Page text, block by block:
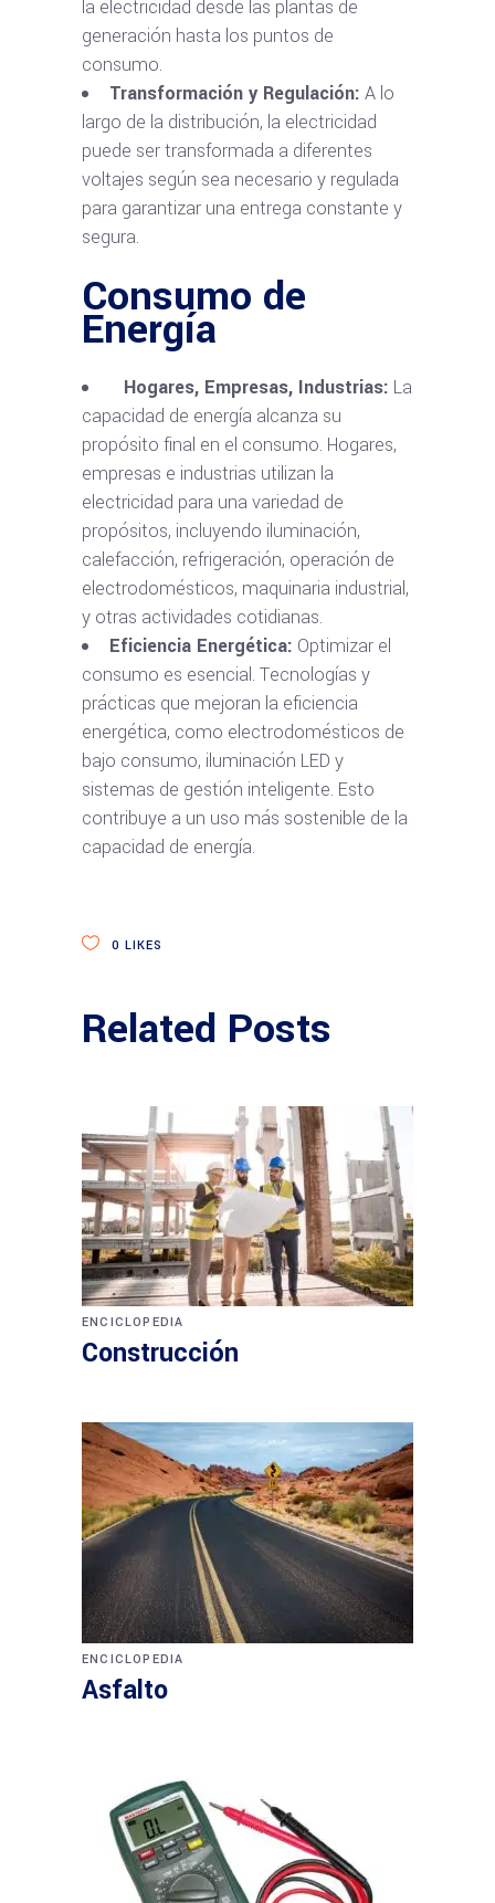
la electricidad desde las plantas de
generación hasta los puntos de
consumo.
Transformación y Regulación: A lo
largo de la distribución, la electricidad
puede ser transformada a diferentes
voltajes según sea necesario y regulada
para garantizar una entrega constante y
segura.
Consumo de
Energía
Hogares, Empresas, Industrias: La
capacidad de energía alcanza su
propósito final en el consumo. Hogares,
empresas e industrias utilizan la
electricidad para una variedad de
propósitos, incluyendo iluminación,
calefacción, refrigeración, operación de
electrodomésticos, maquinaria industrial,
y otras actividades cotidianas.
Eficiencia Energética: Optimizar el
consumo es esencial. Tecnologías y
prácticas que mejoran la eficiencia
energética, como electrodomésticos de
bajo consumo, iluminación LED y
sistemas de gestión inteligente. Esto
contribuye a un uso más sostenible de la
capacidad de energía.
0 LIKES
Related Posts
ENCICLOPEDIA
Construcción
ENCICLOPEDIA
Asfalto